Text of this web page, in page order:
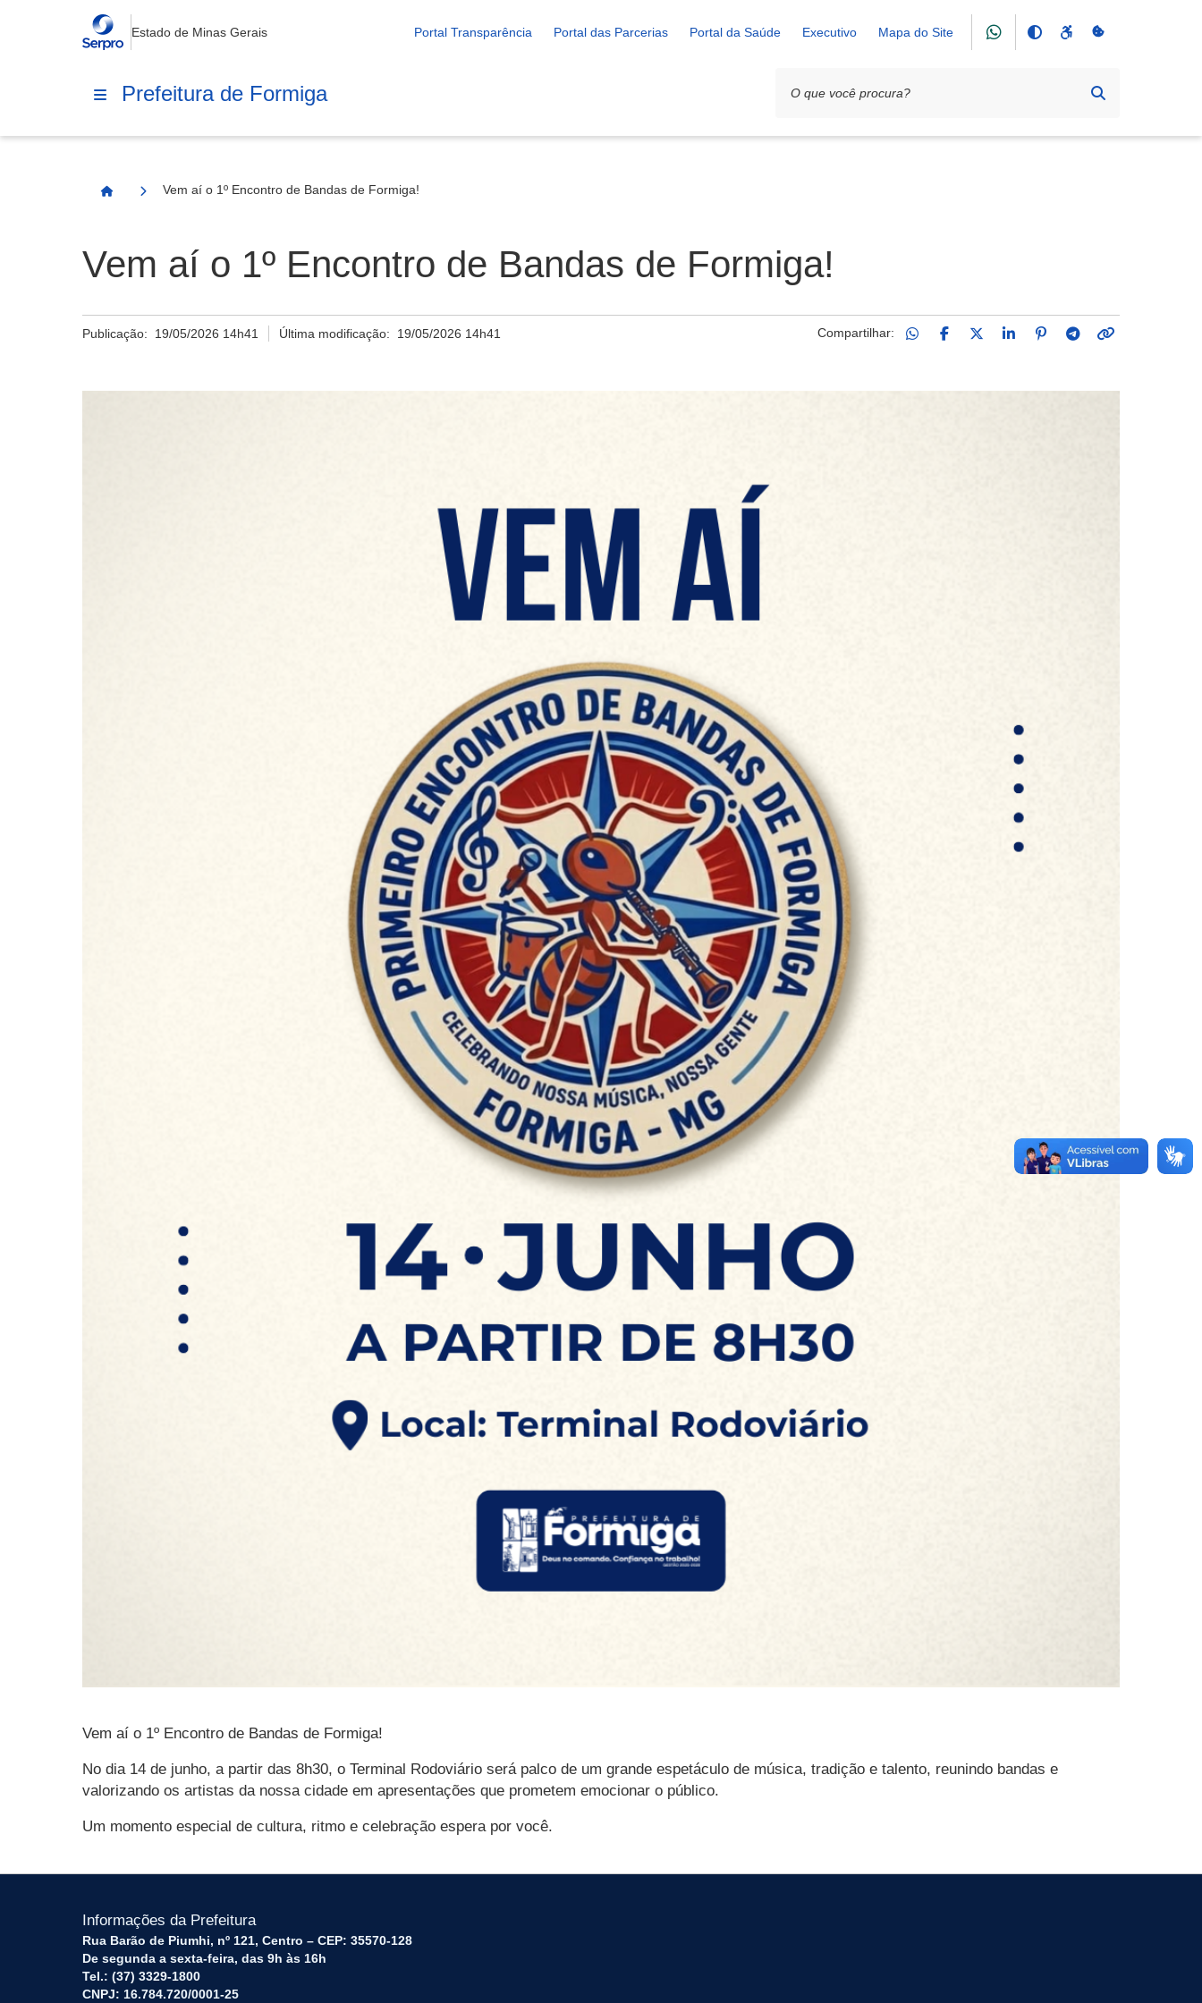
Estado de Minas Gerais Portal Transparência Portal das Parcerias Portal da Saúde Executivo Mapa do Site
Prefeitura de Formiga
Página Inicial
Vem aí o 1º Encontro de Bandas de Formiga!
Vem aí o 1º Encontro de Bandas de Formiga!
Publicação: 19/05/2026 14h41 Última modificação: 19/05/2026 14h41 Compartilhar:
Vem aí o 1º Encontro de Bandas de Formiga!
No dia 14 de junho, a partir das 8h30, o Terminal Rodoviário será palco de um grande espetáculo de música, tradição e talento, reunindo bandas e
valorizando os artistas da nossa cidade em apresentações que prometem emocionar o público.
Um momento especial de cultura, ritmo e celebração espera por você.
Informações da Prefeitura
Rua Barão de Piumhi, nº 121, Centro – CEP: 35570-128
De segunda a sexta-feira, das 9h às 16h
Tel.: (37) 3329-1800
CNPJ: 16.784.720/0001-25